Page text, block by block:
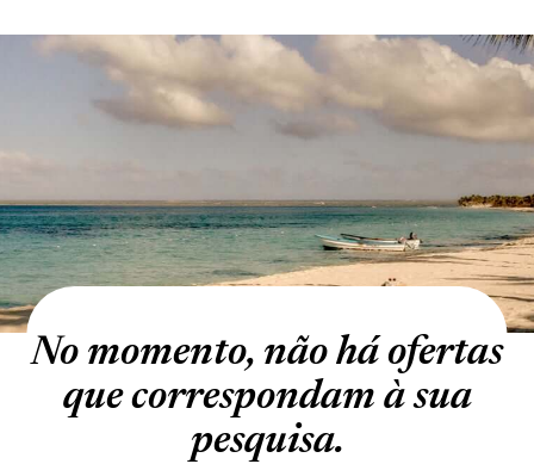
No momento, não há ofertas
que correspondam à sua
pesquisa.